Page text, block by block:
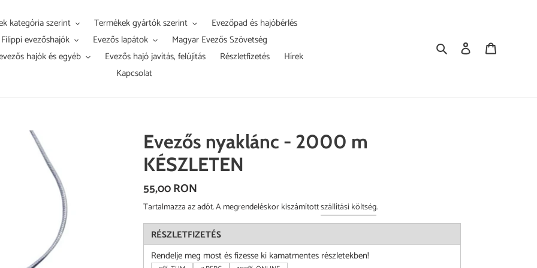
kategória szerint Termékek gyártók szerint
Evezőpad és hajóbérlés
Filippi evezőshajók
Evezős lapátok
Magyar Evezős Szövetség
hajók és egyéb
Evezős hajó javítás, felújítás Részletfizetés
Hírek
Kapcsolat
Keresés Bejelentkezés
Evezős nyaklánc - 2000 m
KÉSZLETEN
Normál
ár
55,00 RON
Tartalmazza az adót. A megrendeléskor kiszámítottszállítási költség.
RÉSZLETFIZETÉS
Rendelje meg most és fizesse ki kamatmentes részletekben!